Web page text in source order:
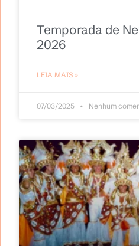
Temporada de
2026
LEIA MAIS »
07/03/2025 Nenhum